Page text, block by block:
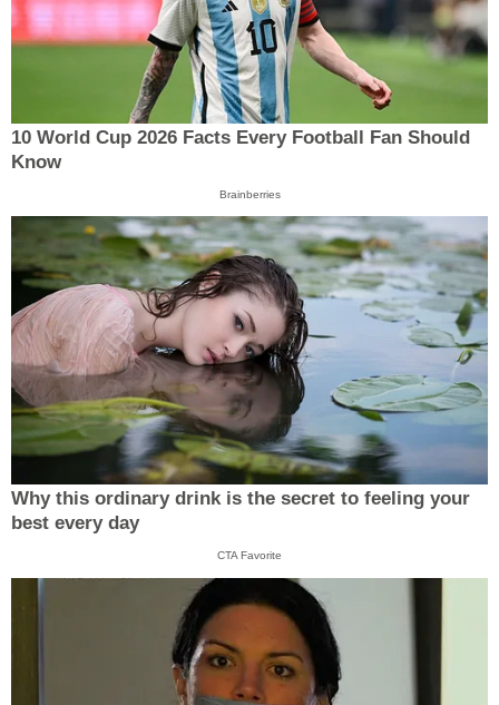
10 World Cup 2026 Facts Every Football Fan Should
Know
Brainberries
Why this ordinary drink is the secret to feeling your
best every day
CTA Favorite